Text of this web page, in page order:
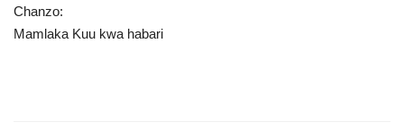
Chanzo:
Mamlaka Kuu kwa habari